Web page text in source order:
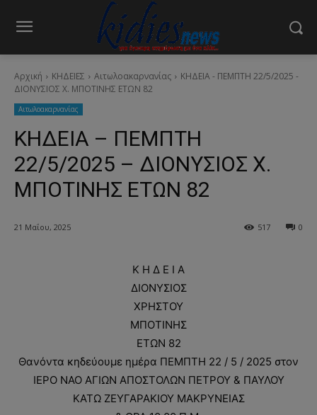
Αρχική ΚΗΔΕΙΕΣ Aιτωλοακαρνανίας
ΚΗΔΕΙΑ - ΠΕΜΠΤΗ 22/5/2025 -
ΔΙΟΝΥΣΙΟΣ Χ. ΜΠΟΤΙΝΗΣ ΕΤΩΝ 82
Aιτωλοακαρνανίας
ΚΗΔΕΙΑ – ΠΕΜΠΤΗ
22/5/2025 – ΔΙΟΝΥΣΙΟΣ Χ.
ΜΠΟΤΙΝΗΣ ΕΤΩΝ 82
21 Μαΐου, 2025 0
517
Κ Η Δ Ε Ι Α
ΔΙΟΝΥΣΙΟΣ
ΧΡΗΣΤΟΥ
ΜΠΟΤΙΝΗΣ
ΕΤΩΝ 82
Θανόντα κηδεύουμε ημέρα ΠΕΜΠΤΗ 22 / 5 / 2025 στον
ΙΕΡΟ ΝΑΟ ΑΓΙΩΝ ΑΠΟΣΤΟΛΩΝ ΠΕΤΡΟΥ & ΠΑΥΛΟΥ
ΚΑΤΩ ΖΕΥΓΑΡΑΚΙΟΥ ΜΑΚΡΥΝΕΙΑΣ